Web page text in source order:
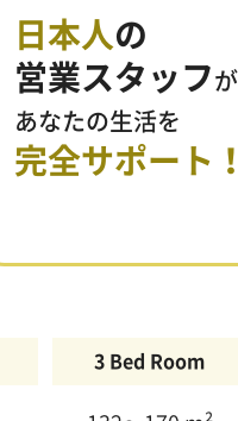
日本人 の
営業スタッフ が
あなたの生活を
完全サポート！
3 Bed Room